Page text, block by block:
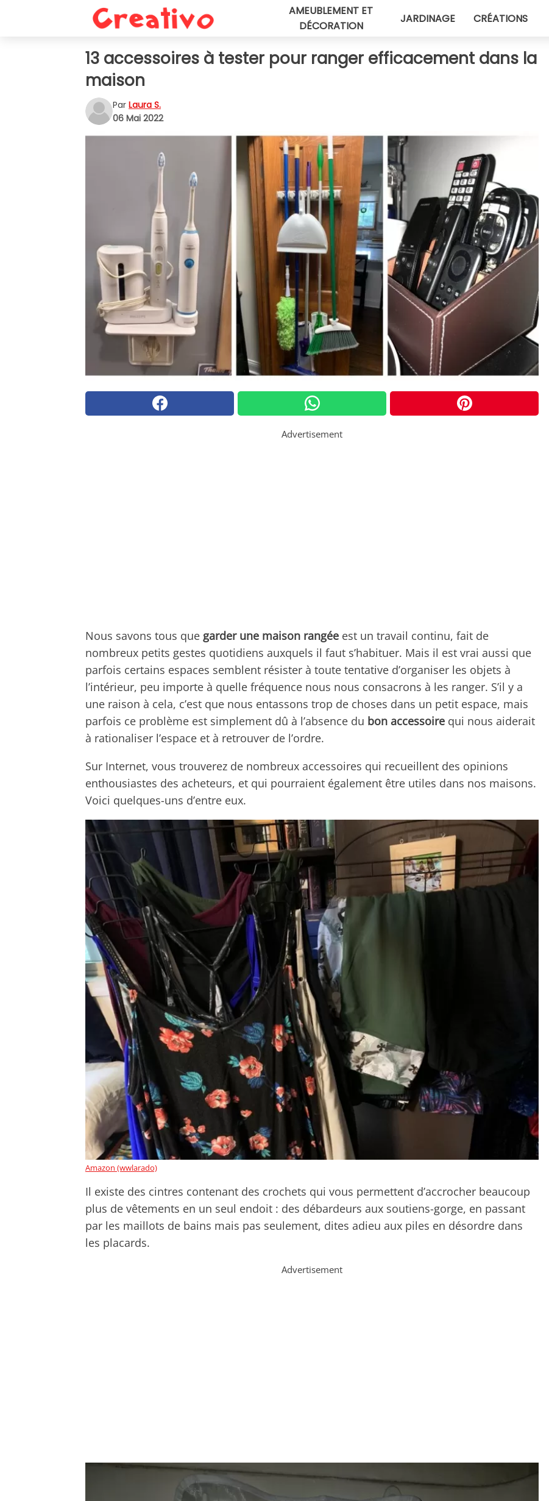
AMEUBLEMENT ET
DÉCORATION
JARDINAGE CRÉATIONS
13 accessoires à tester pour ranger efficacement dans la
maison
Par Laura S.
06 Mai 2022
Advertisement
Nous savons tous que garder une maison rangée est un travail continu, fait de
nombreux petits gestes quotidiens auxquels il faut s’habituer. Mais il est vrai aussi que
parfois certains espaces semblent résister à toute tentative d’organiser les objets à
l’intérieur, peu importe à quelle fréquence nous nous consacrons à les ranger. S’il y a
une raison à cela, c’est que nous entassons trop de choses dans un petit espace, mais
parfois ce problème est simplement dû à l’absence du bon accessoire qui nous aiderait
à rationaliser l’espace et à retrouver de l’ordre.
Sur Internet, vous trouverez de nombreux accessoires qui recueillent des opinions
enthousiastes des acheteurs, et qui pourraient également être utiles dans nos maisons.
Voici quelques-uns d’entre eux.
Amazon (wwlarado)
Il existe des cintres contenant des crochets qui vous permettent d’accrocher beaucoup
plus de vêtements en un seul endoit : des débardeurs aux soutiens-gorge, en passant
par les maillots de bains mais pas seulement, dites adieu aux piles en désordre dans
les placards.
Advertisement